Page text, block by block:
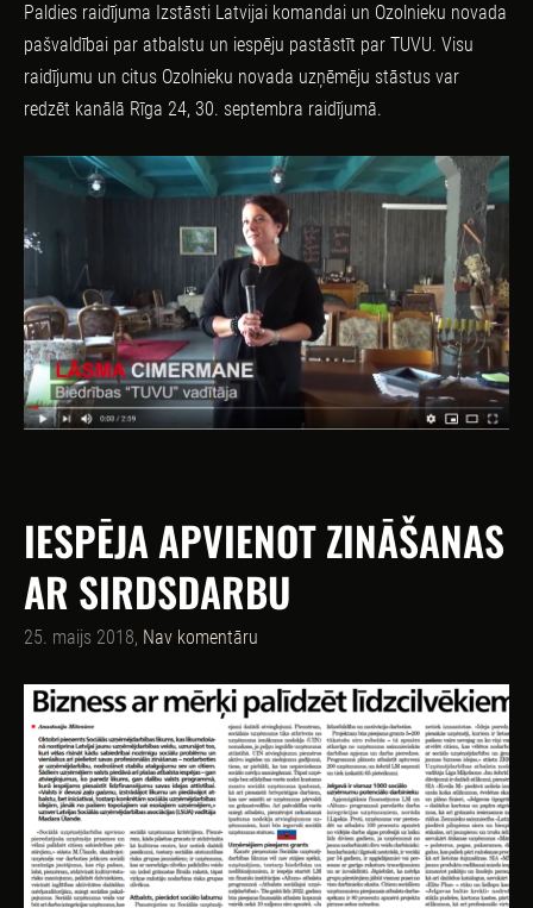
Paldies raidījuma Izstāsti Latvijai komandai un Ozolnieku novada
pašvaldībai par atbalstu un iespēju pastāstīt par TUVU. Visu
raidījumu un citus Ozolnieku novada uzņēmēju stāstus var
redzēt kanālā Rīga 24, 30. septembra raidījumā.
IESPĒJA APVIENOT ZINĀŠANAS
AR SIRDSDARBU
25. maijs 2018, Nav komentāru